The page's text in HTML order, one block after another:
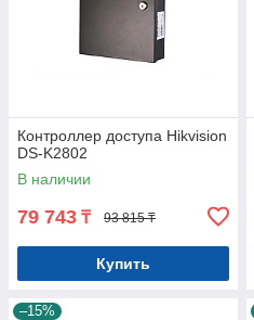
Контроллер доступа Hikvision
DS-K2802
В наличии
79 743 ₸ 93 815 ₸
Купить
–15%